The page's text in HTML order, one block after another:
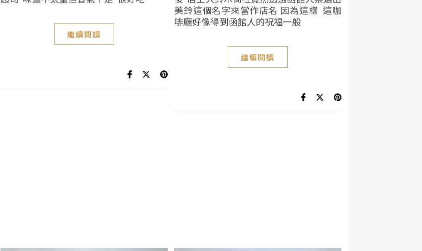
繼續閱讀
美鈴這個名字來當作店名 因為這樣 這咖
啡廳好像得到函館人的祝福一般
繼續閱讀